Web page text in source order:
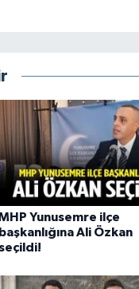
Yunusemre ilçe
başkanlığına Ali Özkan